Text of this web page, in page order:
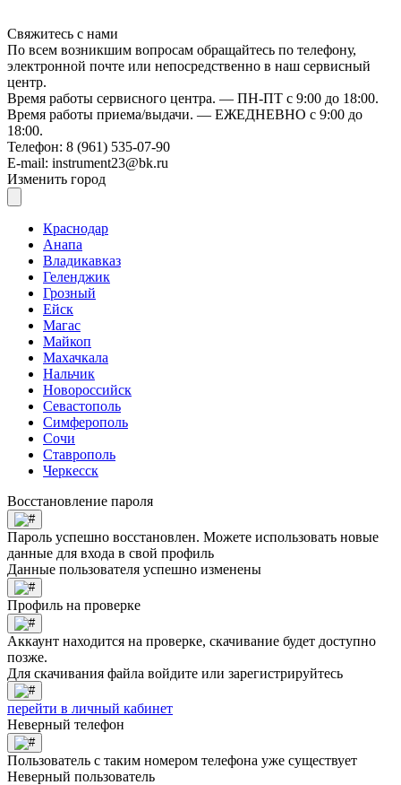
Свяжитесь с нами
По всем возникшим вопросам обращайтесь по телефону,
электронной почте или непосредственно в наш сервисный
центр.
Время работы сервисного центра. — ПН-ПТ с 9:00 до 18:00.
Время работы приема/выдачи. — ЕЖЕДНЕВНО с 9:00 до
18:00.
Телефон: 8 (961) 535-07-90
E-mail: instrument23@bk.ru
Изменить город
Краснодар
Анапа
Владикавказ
Геленджик
Грозный
Ейск
Магас
Майкоп
Махачкала
Нальчик
Новороссийск
Севастополь
Симферополь
Сочи
Ставрополь
Черкесск
Восстановление пароля
Пароль успешно восстановлен. Можете использовать новые
данные для входа в свой профиль
Данные пользователя успешно изменены
Профиль на проверке
Аккаунт находится на проверке, скачивание будет доступно
позже.
Для скачивания файла войдите или зарегистрируйтесь
перейти в личный кабинет
Неверный телефон
Пользователь с таким номером телефона уже существует
Неверный пользователь